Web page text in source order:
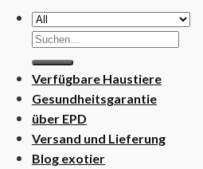
Suchen
nach:
Verfügbare Haustiere
Gesundheitsgarantie
über EPD
Versand und Lieferung
Blog exotier